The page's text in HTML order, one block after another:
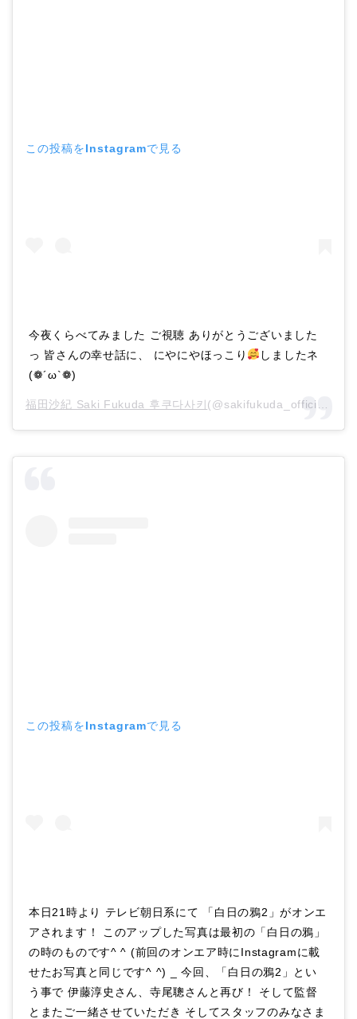
この投稿をInstagramで見る
今夜くらべてみました ご視聴 ありがとうございました
っ 皆さんの幸せ話に、 にやにやほっこり
しましたネ
(❁´ω`❁)
福田沙紀 Saki Fukuda 후쿠다사키(@sakifukuda_official)がシェアした投稿 –
この投稿をInstagramで見る
本日21時より テレビ朝日系にて 「白日の鴉2」がオンエ
アされます！ このアップした写真は最初の「白日の鴉」
の時のものです^ ^ (前回のオンエア時にInstagramに載
せたお写真と同じです^ ^) _ 今回、「白日の鴉2」とい
う事で 伊藤淳史さん、寺尾聰さんと再び！ そして監督
とまたご一緒させていただき そしてスタッフのみなさま